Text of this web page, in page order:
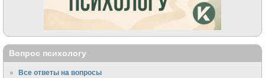
Вопрос психологу
Все ответы на вопросы